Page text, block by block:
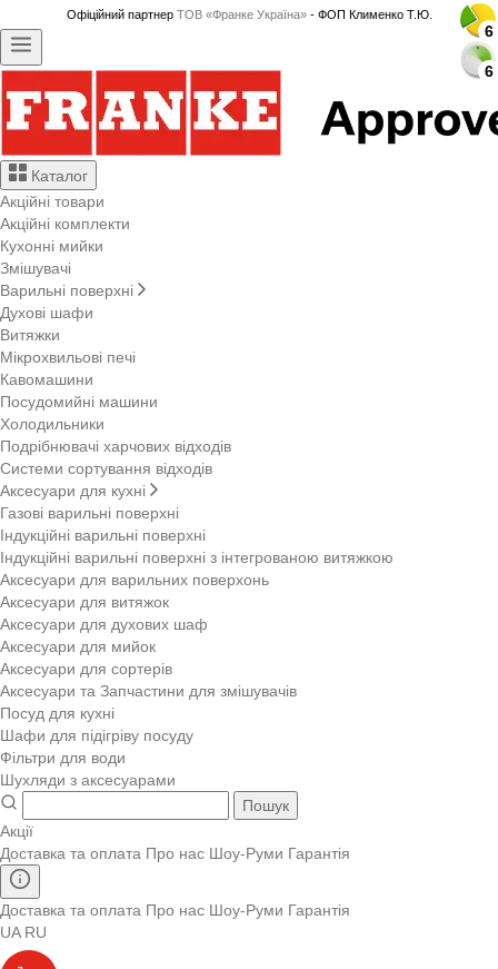
Офіційний партнер ТОВ «Франке Україна»- ФОП Клименко Т.Ю.
Каталог
Акційні товари
Акційні комплекти
Кухонні мийки
Змішувачі
Варильні поверхні
Духові шафи
Витяжки
Мікрохвильові печі
Кавомашини
Посудомийні машини
Холодильники
Подрібнювачі харчових відходів
Системи сортування відходів
Аксесуари для кухні
Газові варильні поверхні
Індукційні варильні поверхні
Індукційні варильні поверхні з інтегрованою витяжкою
Аксесуари для варильних поверхонь
Аксесуари для витяжок
Аксесуари для духових шаф
Аксесуари для мийок
Аксесуари для сортерів
Аксесуари та Запчастини для змішувачів
Посуд для кухні
Шафи для підігріву посуду
Фільтри для води
Шухляди з аксесуарами
Пошук
Акції
Доставка та оплата Про нас Шоу-Руми Гарантія
Доставка та оплата Про нас Шоу-Руми Гарантія
UA RU
6
6
6
6
6
6
6
6
6
6
6
6
6
6
6
6
6
6
6
6
6
6
6
6
6
6
6
6
6
6